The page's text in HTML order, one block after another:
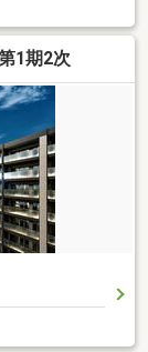
1期2次